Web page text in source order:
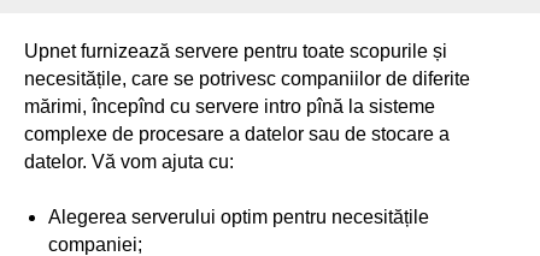
Upnet furnizează servere pentru toate scopurile și
necesitățile, care se potrivesc companiilor de diferite
mărimi, începînd cu servere intro pînă la sisteme
complexe de procesare a datelor sau de stocare a
datelor. Vă vom ajuta cu:
Alegerea serverului optim pentru necesitățile
companiei;